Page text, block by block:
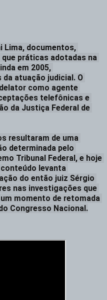
Lima, documentos,
práticas adotadas na
em 2005,
atuação judicial. O
como agente
telefônicas e
da Justiça Federal de
resultaram de uma
determinada pelo
Tribunal Federal, e hoje
levanta
do então juiz Sérgio
nas investigações que
momento de retomada
Congresso Nacional.